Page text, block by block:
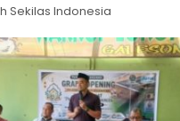
Sekilas Indonesia